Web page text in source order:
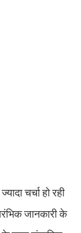
चर्चा हो रही
जानकारी के